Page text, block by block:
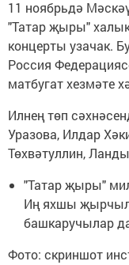
11 ноябрьдә
"Татар җыры"
концерты узачак.
Россия
матбугат хезмәте
Илнең төп
Уразова, Илдар
Төхвәтуллин,
"Татар җыры"
Иң яхшы
башкаручылар
Фото: скриншот